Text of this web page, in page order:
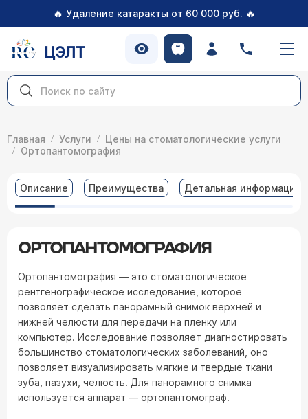
🔥 Удаление катаракты от 60 000 руб. 🔥
ЦЭЛТ
Главная Услуги
Цены на стоматологические услуги
Ортопантомография
Описание Преимущества Детальная информация
ОРТОПАНТОМОГРАФИЯ
Ортопантомография — это стоматологическое
рентгенографическое исследование, которое
позволяет сделать панорамный снимок верхней и
нижней челюсти для передачи на пленку или
компьютер. Исследование позволяет диагностировать
большинство стоматологических заболеваний, оно
позволяет визуализировать мягкие и твердые ткани
зуба, пазухи, челюсть. Для панорамного снимка
используется аппарат — ортопантомограф.